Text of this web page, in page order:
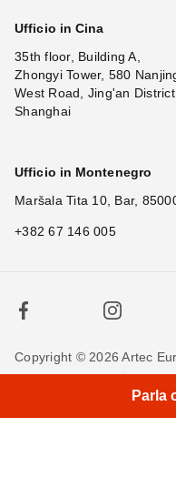
Ufficio in Cina
35th floor, Building A,
Zhongyi Tower, 580
West Road, Jing'an
Shanghai
Ufficio in Montenegro
Maršala Tita 10, Bar,
+382 67 146 005
Copyright © 2026 Artec
Parla